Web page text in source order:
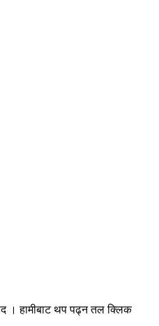
। हामीबाट थप पढ्न तल क्लिक